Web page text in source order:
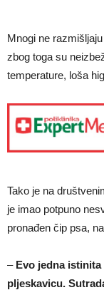
Mnogi ne
zbog toga su
temperature, loša
Tako je na
je imao potpuno
pronađen čip psa,
– Evo jedna
pljeskavicu.